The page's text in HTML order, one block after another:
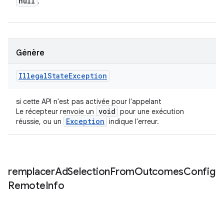
Génère
IllegalStateException
si cette API n'est pas activée pour l'appelant
Le récepteur renvoie un void pour une exécution
réussie, ou un
Exception indique l'erreur.
remplacerAdSelectionFromOutcomesConfig
RemoteInfo